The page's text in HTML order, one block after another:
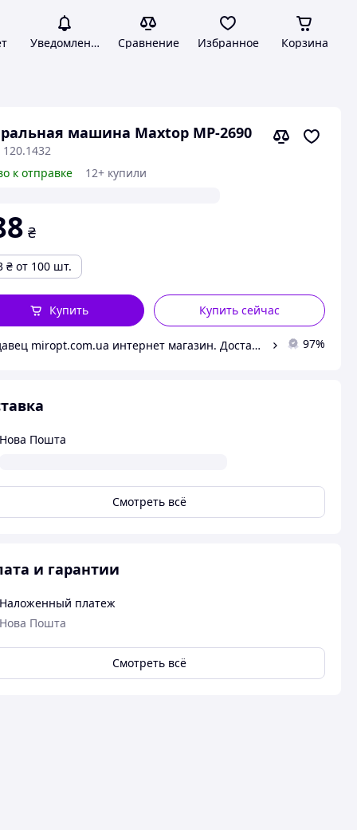
Уведомления Сравнение Избранное Корзина
машина Maxtop МР-2690
120.1432
к отправке
12+ купили
₴
₴ от 100 шт.
Купить сейчас
Купить
Продавец miropt.com.ua интернет магазин. Доставка по Украине 1-2 дня 97%
Нова Пошта
Смотреть всё
и гарантии
Наложенный платеж
Нова Пошта
Смотреть всё